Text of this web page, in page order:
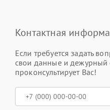
Контактная
Если требуется задать
свои данные и дежурный
проконсультирует Вас!